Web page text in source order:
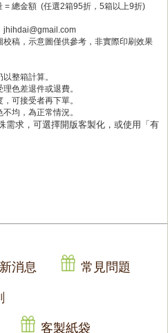
= 總金額 (任選2箱95折，5箱以上9折)
jhihdai@gmail.com
稿，示意圖僅供參考，非實際印刷效果
整箱計算。
色差退件或退費。
可接受者再下單。
均，為正常情況。
需求，可選擇開版客製化，或使用「有
消息 常見問題
客製紙袋